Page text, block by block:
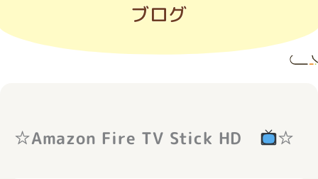
ブログ
☆Amazon Fire TV Stick HD ☆